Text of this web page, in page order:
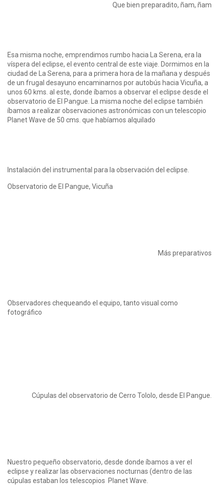
Que bien preparadito, ñam, ñam
Esa misma noche, emprendimos rumbo hacia La Serena, era la
víspera del eclipse, el evento central de este viaje. Dormimos en la
ciudad de La Serena, para a primera hora de la mañana y después
de un frugal desayuno encaminarnos por autobús hacia Vicuña, a
unos 60 kms. al este, donde íbamos a observar el eclipse desde el
observatorio de El Pangue. La misma noche del eclipse también
íbamos a realizar observaciones astronómicas con un telescopio
Planet Wave de 50 cms. que habíamos alquilado
Instalación del instrumental para la observación del eclipse.
Observatorio de El Pangue, Vicuña
Más preparativos
Observadores chequeando el equipo, tanto visual como
fotográfico
Cúpulas del observatorio de Cerro Tololo, desde El Pangue.
Nuestro pequeño observatorio, desde donde íbamos a ver el
eclipse y realizar las observaciones nocturnas (dentro de las
cúpulas estaban los telescopios Planet Wave.